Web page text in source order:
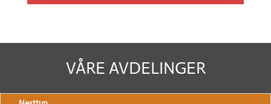
VÅRE AVDELINGER